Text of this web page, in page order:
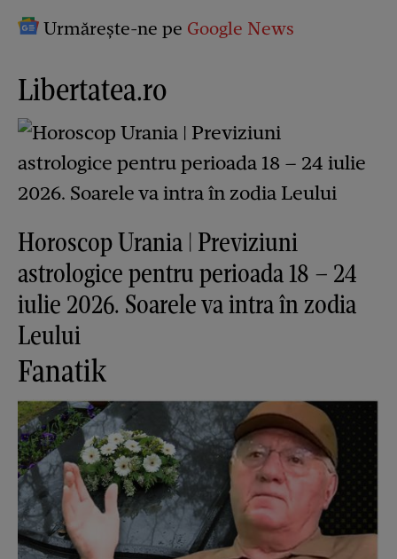
Urmărește-ne pe Google News
Libertatea.ro
Horoscop Urania | Previziuni
astrologice pentru perioada 18 – 24
iulie 2026. Soarele va intra în zodia
Leului
Fanatik